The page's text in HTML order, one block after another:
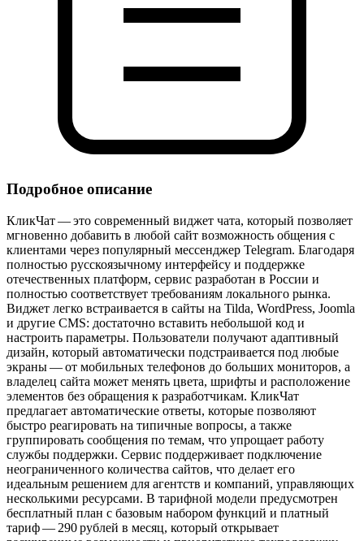
Подробное описание
КликЧат — это современный виджет чата, который позволяет
мгновенно добавить в любой сайт возможность общения с
клиентами через популярный мессенджер Telegram. Благодаря
полностью русскоязычному интерфейсу и поддержке
отечественных платформ, сервис разработан в России и
полностью соответствует требованиям локального рынка.
Виджет легко встраивается в сайты на Tilda, WordPress, Joomla
и другие CMS: достаточно вставить небольшой код и
настроить параметры. Пользователи получают адаптивный
дизайн, который автоматически подстраивается под любые
экраны — от мобильных телефонов до больших мониторов, а
владелец сайта может менять цвета, шрифты и расположение
элементов без обращения к разработчикам. КликЧат
предлагает автоматические ответы, которые позволяют
быстро реагировать на типичные вопросы, а также
группировать сообщения по темам, что упрощает работу
службы поддержки. Сервис поддерживает подключение
неограниченного количества сайтов, что делает его
идеальным решением для агентств и компаний, управляющих
несколькими ресурсами. В тарифной модели предусмотрен
бесплатный план с базовым набором функций и платный
тариф — 290 рублей в месяц, который открывает